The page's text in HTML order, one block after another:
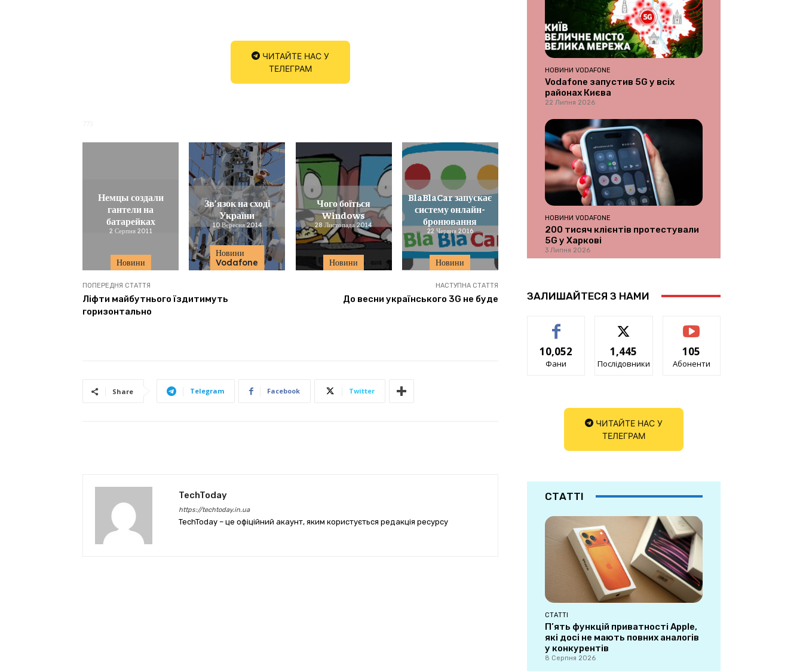
ЧИТАЙТЕ НАС У
ТЕЛЕГРАМ
Новини
Немцы создали
гантели на
батарейках
2 Серпня 2011
Новини
Vodafone
Зв’язок на сході
України
10 Вересня 2014
Новини
Чого боїться
Windows
28 Листопада 2014
Новини
BlaBlaCar запускає
систему онлайн-
бронювання
22 Червня 2016
ПОПЕРЕДНЯ СТАТТЯ
Ліфти майбутнього їздитимуть
горизонтально
НАСТУПНА СТАТТЯ
До весни українського 3G не буде
Share Telegram Facebook Twitter
TechToday
https://techtoday.in.ua
TechToday – це офіційний акаунт, яким користується редакція ресурсу
НОВИНИ VODAFONE
Vodafone запустив 5G у всіх
районах Києва
22 Липня 2026
НОВИНИ VODAFONE
200 тисяч клієнтів протестували
5G у Харкові
3 Липня 2026
ЗАЛИШАЙТЕСЯ З НАМИ
10,052
Фани
1,445
Послідовники
105
Абоненти
ЧИТАЙТЕ НАС У
ТЕЛЕГРАМ
СТАТТІ
СТАТТІ
П’ять функцій приватності Apple,
які досі не мають повних аналогів
у конкурентів
8 Серпня 2026